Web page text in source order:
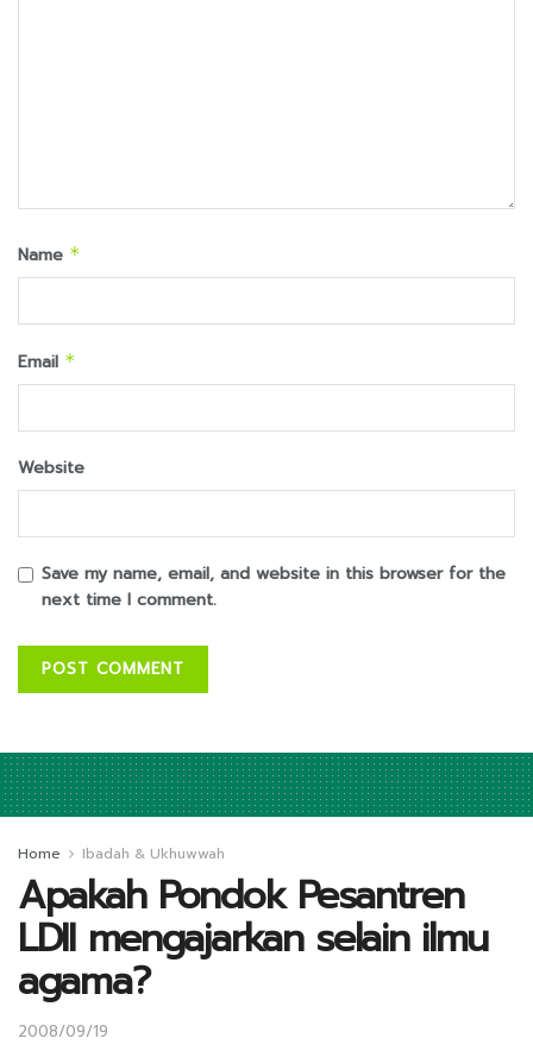
Name *
Email *
Website
Save my name, email, and website in this browser for the
next time I comment.
Home Ibadah & Ukhuwwah
Apakah Pondok Pesantren
LDII mengajarkan selain ilmu
agama?
2008/09/19